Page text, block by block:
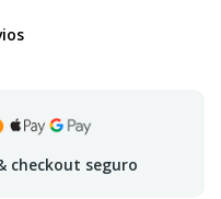
checkout seguro